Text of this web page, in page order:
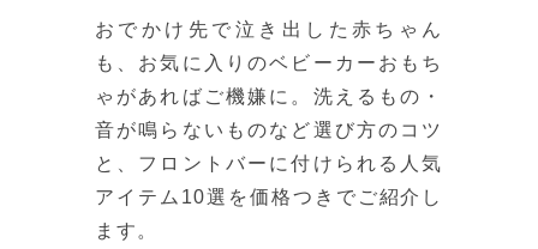
おでかけ先で泣き出した赤ちゃん
も、お気に入りのベビーカーおもち
ゃがあればご機嫌に。洗えるもの・
音が鳴らないものなど選び方のコツ
と、フロントバーに付けられる人気
アイテム10選を価格つきでご紹介し
ます。